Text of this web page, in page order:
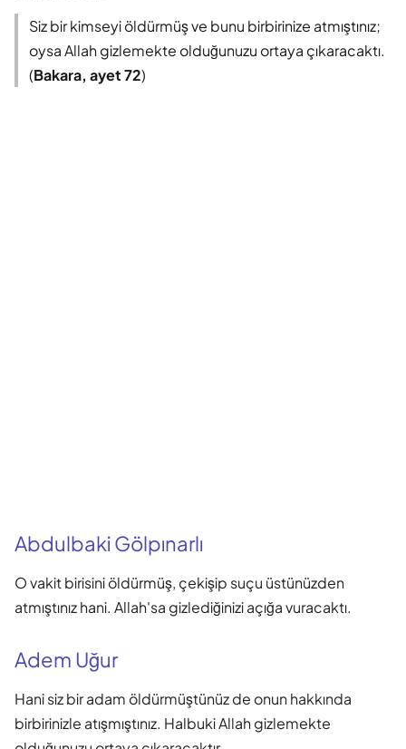
Siz bir kimseyi öldürmüş ve bunu birbirinize atmıştınız;
oysa Allah gizlemekte olduğunuzu ortaya çıkaracaktı.
(Bakara, ayet 72)
Abdulbaki Gölpınarlı
O vakit birisini öldürmüş, çekişip suçu üstünüzden
atmıştınız hani. Allah'sa gizlediğinizi açığa vuracaktı.
Adem Uğur
Hani siz bir adam öldürmüştünüz de onun hakkında
birbirinizle atışmıştınız. Halbuki Allah gizlemekte